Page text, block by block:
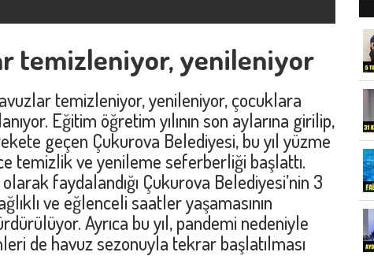
temizleniyor, yenileniyor
temizleniyor, yenileniyor, çocuklara
Eğitim öğretim yılının son aylarına girilip,
geçen Çukurova Belediyesi, bu yıl yüzme
temizlik ve yenileme seferberliği başlattı.
faydalandığı Çukurova Belediyesi’nin 3
ve eğlenceli saatler yaşamasının
Ayrıca bu yıl, pandemi nedeniyle
de havuz sezonuyla tekrar başlatılması